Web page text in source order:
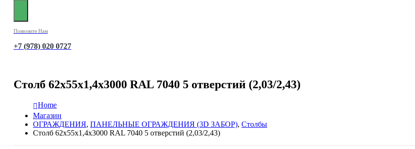
Позвоните Нам
+7 (978) 020 0727
Столб 62х55х1,4х3000 RAL 7040 5 отверстий (2,03/2,43)
Home
Магазин
ОГРАЖДЕНИЯ, ПАНЕЛЬНЫЕ ОГРАЖДЕНИЯ (3D ЗАБОР), Столбы
Столб 62х55х1,4х3000 RAL 7040 5 отверстий (2,03/2,43)